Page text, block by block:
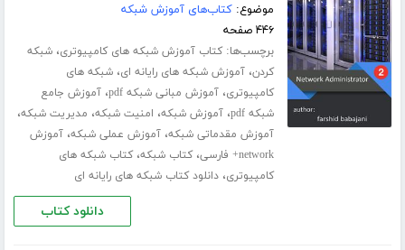
موضوع:کتاب‌های آموزش شبکه
۴۴۶ صفحه
برچسب‌ها:کتاب آموزش شبکه های کامپیوتری،شبکه
کردن،آموزش شبکه های رایانه ای،شبکه های
کامپیوتری،آموزش مبانی شبکه pdf ،آموزش جامع
شبکه pdf
،آموزش شبکه، امنیت شبکه، مدیریت شبکه،
آموزش مقدماتی شبکه،آموزش عملی شبکه،آموزش
network+ فارسی
،کتاب شبکه،کتاب شبکه های
کامپیوتری،دانلود کتاب شبکه های رایانه ای
دانلود کتاب